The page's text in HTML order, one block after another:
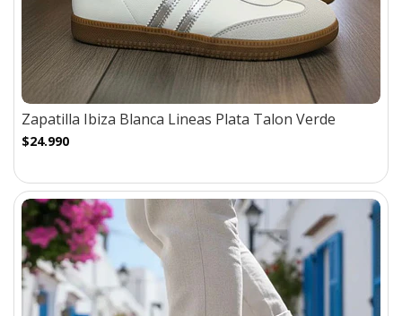
Zapatilla Ibiza Blanca Lineas Plata Talon Verde
$24.990